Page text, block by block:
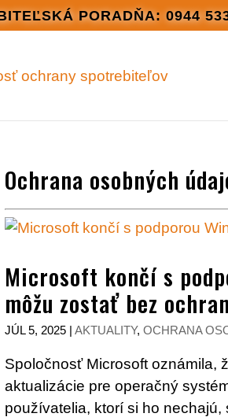
PORADŇA: 0944
Ochrana osobných
Microsoft končí s
môžu zostať bez
JÚL 5, 2025 |AKTUALITY,OCHRANA
Spoločnosť Microsoft oznámila,
aktualizácie pre operačný
používatelia, ktorí si ho